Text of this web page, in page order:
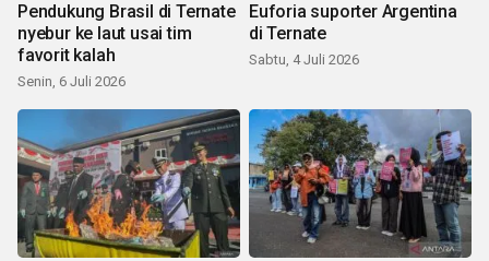
Pendukung Brasil di Ternate
nyebur ke laut usai tim
favorit kalah
Senin, 6 Juli 2026
Euforia suporter Argentina
di Ternate
Sabtu, 4 Juli 2026